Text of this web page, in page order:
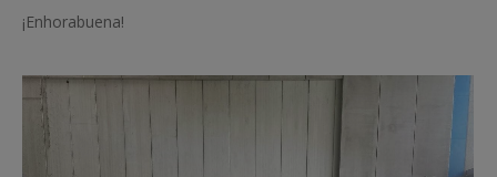
¡Enhorabuena!